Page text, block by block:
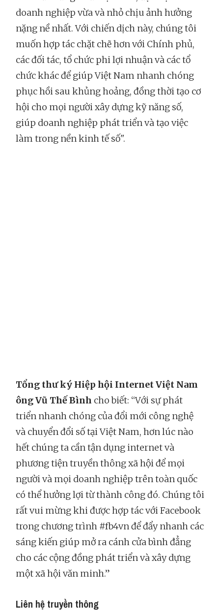
doanh nghiệp vừa và nhỏ chịu ảnh hưởng
nặng nề nhất. Với chiến dịch này, chúng tôi
muốn hợp tác chặt chẽ hơn với Chính phủ,
các đối tác, tổ chức phi lợi nhuận và các tổ
chức khác để giúp Việt Nam nhanh chóng
phục hồi sau khủng hoảng, đồng thời tạo cơ
hội cho mọi người xây dựng kỹ năng số,
giúp doanh nghiệp phát triển và tạo việc
làm trong nền kinh tế số".
Tổng thư ký Hiệp hội Internet Việt Nam
ông Vũ Thế Bình cho biết: “Với sự phát
triển nhanh chóng của đổi mới công nghệ
và chuyển đổi số tại Việt Nam, hơn lúc nào
hết chúng ta cần tận dụng internet và
phương tiện truyền thông xã hội để mọi
người và mọi doanh nghiệp trên toàn quốc
có thể hưởng lợi từ thành công đó. Chúng tôi
rất vui mừng khi được hợp tác với Facebook
trong chương trình #fb4vn để đẩy nhanh các
sáng kiến ​​giúp mở ra cánh cửa bình đẳng
cho các cộng đồng phát triển và xây dựng
một xã hội văn minh.”
Liên hệ truyền thông